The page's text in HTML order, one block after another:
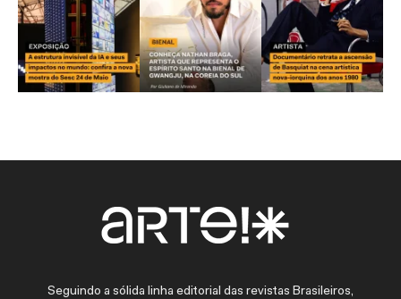
Seguindo a sólida linha editorial das revistas Brasileiros,